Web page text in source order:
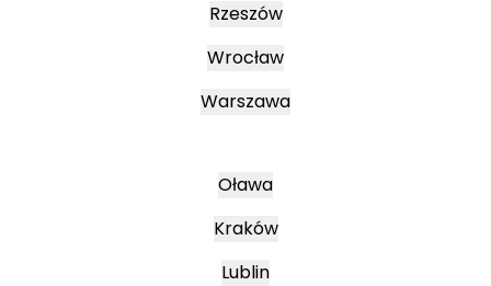
Rzeszów
Wrocław
Warszawa
Oława
Kraków
Lublin